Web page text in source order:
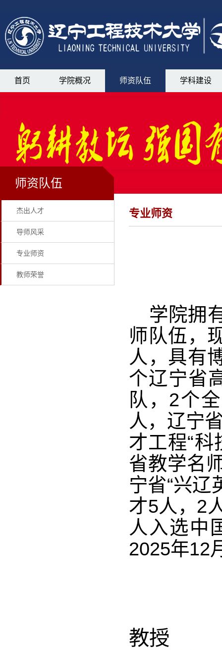
首页 学院概况 师资队伍 学科建设
师资队伍
杰出人才
导师风采
专业师资
教师荣誉
专业师资
学院拥
师队伍，
人，具有
个辽宁省
队，2个
人，辽宁
才工程“科
省教学名
宁省“兴辽
才5人，2
人入选中
2025年12
教授